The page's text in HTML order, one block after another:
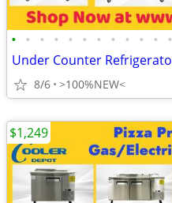
• • • • • • • • • • • •
8/6 >100%NEW<
$1,249